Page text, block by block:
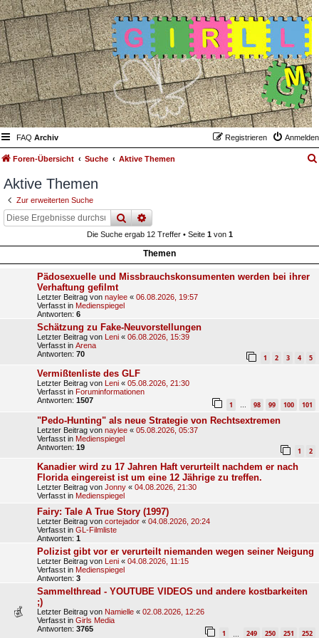
FAQ Archiv Anmelden
Registrieren
Foren-Übersicht Suche Aktive Themen
Aktive Themen
Zur erweiterten Suche
sucheerweiterte
Die Suche ergab 12 Treffer • Seite 1von 1
Themen
Pädosexuelle und Missbrauchskonsumenten werden bei ihrer
Verhaftung gefilmt
Letzter Beitrag von naylee « 06.08.2026, 19:57
Verfasst in Medienspiegel
Antworten: 6
Schätzung zu Fake-Neuvorstellungen
Letzter Beitrag von Leni « 06.08.2026, 15:39
Verfasst in Arena
Antworten: 70 1 2 3 4 5
Vermißtenliste des GLF
Letzter Beitrag von Leni « 05.08.2026, 21:30
Verfasst in Foruminformationen
Antworten: 1507 1 … 98 99 100 101
"Pedo-Hunting" als neue Strategie von Rechtsextremen
Letzter Beitrag von naylee « 05.08.2026, 05:37
Verfasst in Medienspiegel
Antworten: 19 1 2
Kanadier wird zu 17 Jahren Haft verurteilt nachdem er nach
Florida eingereist ist um eine 12 Jährige zu treffen.
Letzter Beitrag von Jonny « 04.08.2026, 21:30
Verfasst in Medienspiegel
Fairy: Tale A True Story (1997)
Letzter Beitrag von cortejador « 04.08.2026, 20:24
Verfasst in GL-Filmliste
Antworten: 1
Polizist gibt vor er verurteilt niemanden wegen seiner Neigung
Letzter Beitrag von Leni « 04.08.2026, 11:15
Verfasst in Medienspiegel
Antworten: 3
Sammelthread - YOUTUBE VIDEOS und andere kostbarkeiten
;)
Letzter Beitrag von Namielle « 02.08.2026, 12:26
Verfasst in Girls Media
Antworten: 3765 1 249 250 251 252